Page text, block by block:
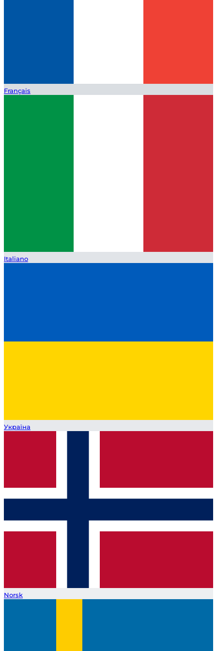
Français
Italiano
Україна
Norsk